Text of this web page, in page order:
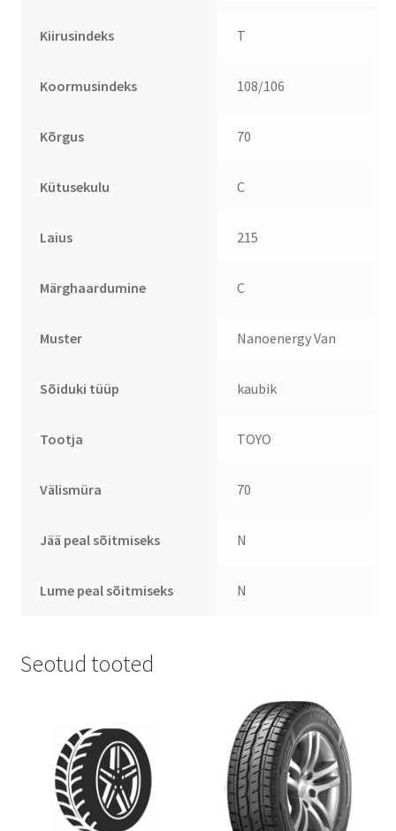
Kiirusindeks T
Koormusindeks 108/106
Kõrgus 70
Kütusekulu C
Laius 215
Märghaardumine C
Muster Nanoenergy Van
Sõiduki tüüp kaubik
Tootja TOYO
Välismüra 70
Jää peal sõitmiseks N
Lume peal sõitmiseks N
Seotud tooted